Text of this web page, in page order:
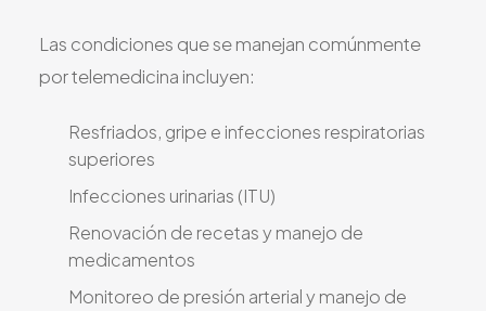
Las condiciones que se manejan comúnmente
por telemedicina incluyen:
Resfriados, gripe e infecciones respiratorias
superiores
Infecciones urinarias (ITU)
Renovación de recetas y manejo de
medicamentos
Monitoreo de presión arterial y manejo de